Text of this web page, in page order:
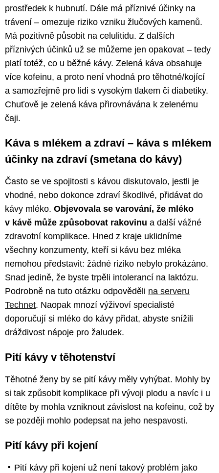
prostředek k hubnutí. Dále má příznivé účinky na
trávení – omezuje riziko vzniku žlučových kamenů.
Má pozitivně působit na celulitidu. Z dalších
příznivých účinků už se můžeme jen opakovat – tedy
platí totéž, co u běžné kávy. Zelená káva obsahuje
více kofeinu, a proto není vhodná pro těhotné/kojící
a samozřejmě pro lidi s vysokým tlakem či diabetiky.
Chuťově je zelená káva přirovnávána k zelenému
čaji.
Káva s mlékem a zdraví – káva s mlékem
účinky na zdraví (smetana do kávy)
Často se ve spojitosti s kávou diskutovalo, jestli je
vhodné, nebo dokonce zdraví škodlivé, přidávat do
kávy mléko. Objevovala se varování, že mléko
v kávě může způsobovat rakovinu a další vážné
zdravotní komplikace. Hned z kraje uklidníme
všechny konzumenty, kteří si kávu bez mléka
nemohou představit: žádné riziko nebylo prokázáno.
Snad jedině, že byste trpěli intolerancí na laktózu.
Podrobně na tuto otázku odpověděli na serveru
Technet. Naopak mnozí výživoví specialisté
doporučují si mléko do kávy přidat, abyste snížili
dráždivost nápoje pro žaludek.
Pití kávy v těhotenství
Těhotné ženy by se pití kávy měly vyhýbat. Mohly by
si tak způsobit komplikace při vývoji plodu a navíc i u
dítěte by mohla vzniknout závislost na kofeinu, což by
se později mohlo podepsat na jeho nespavosti.
Pití kávy při kojení
Pití kávy při kojení už není takový problém jako